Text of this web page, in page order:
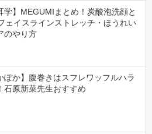
学】MEGUMIまとめ！炭酸泡洗顔と
ェイスラインストレッチ・ほうれい
のやり方
ぽか】腹巻きはスフレワッフルハラ
石原新菜先生おすすめ